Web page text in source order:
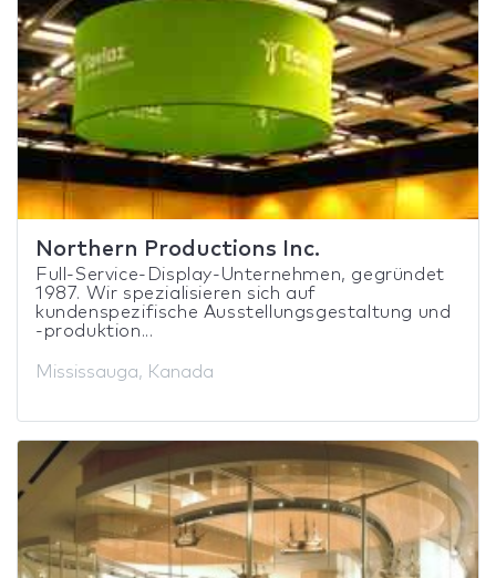
Northern Productions Inc.
Full-Service-Display-Unternehmen, gegründet
1987. Wir spezialisieren sich auf
kundenspezifische Ausstellungsgestaltung und
-produktion...
Mississauga, Kanada